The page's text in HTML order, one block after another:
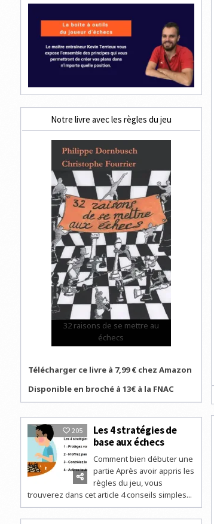
Notre livre avec les règles du jeu
32 raisons de se mettre au
échecs
Télécharger ce livre à 7,99 € chez Amazon
Disponible en broché à 13€ à la FNAC
205
Les 4 stratégies de
base aux échecs
Comment bien débuter une
partie Après avoir appris les
règles du jeu, vous
trouverez dans cet article 4 conseils simples...